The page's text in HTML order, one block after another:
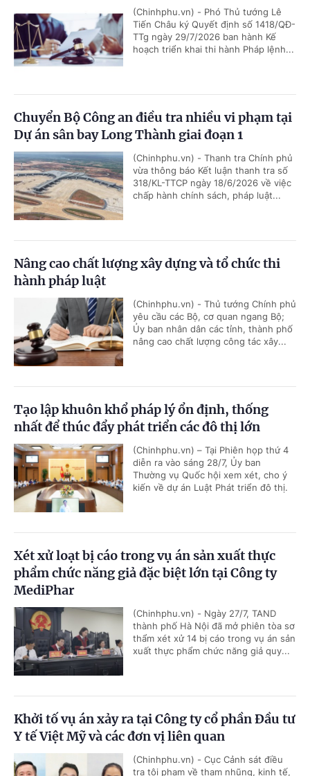
(Chinhphu.vn) - Phó Thủ tướng Lê
Tiến Châu ký Quyết định số 1418/QĐ-
TTg ngày 29/7/2026 ban hành Kế
hoạch triển khai thi hành Pháp lệnh...
Chuyển Bộ Công an điều tra nhiều vi phạm tại
Dự án sân bay Long Thành giai đoạn 1
(Chinhphu.vn) - Thanh tra Chính phủ
vừa thông báo Kết luận thanh tra số
318/KL-TTCP ngày 18/6/2026 về việc
chấp hành chính sách, pháp luật...
Nâng cao chất lượng xây dựng và tổ chức thi
hành pháp luật
(Chinhphu.vn) - Thủ tướng Chính phủ
yêu cầu các Bộ, cơ quan ngang Bộ;
Ủy ban nhân dân các tỉnh, thành phố
nâng cao chất lượng công tác xây...
Tạo lập khuôn khổ pháp lý ổn định, thống
nhất để thúc đẩy phát triển các đô thị lớn
(Chinhphu.vn) – Tại Phiên họp thứ 4
diễn ra vào sáng 28/7, Ủy ban
Thường vụ Quốc hội xem xét, cho ý
kiến về dự án Luật Phát triển đô thị.
Xét xử loạt bị cáo trong vụ án sản xuất thực
phẩm chức năng giả đặc biệt lớn tại Công ty
MediPhar
(Chinhphu.vn) - Ngày 27/7, TAND
thành phố Hà Nội đã mở phiên tòa sơ
thẩm xét xử 14 bị cáo trong vụ án sản
xuất thực phẩm chức năng giả quy...
Khởi tố vụ án xảy ra tại Công ty cổ phần Đầu tư
Y tế Việt Mỹ và các đơn vị liên quan
(Chinhphu.vn) - Cục Cảnh sát điều
tra tội phạm về tham nhũng, kinh tế,